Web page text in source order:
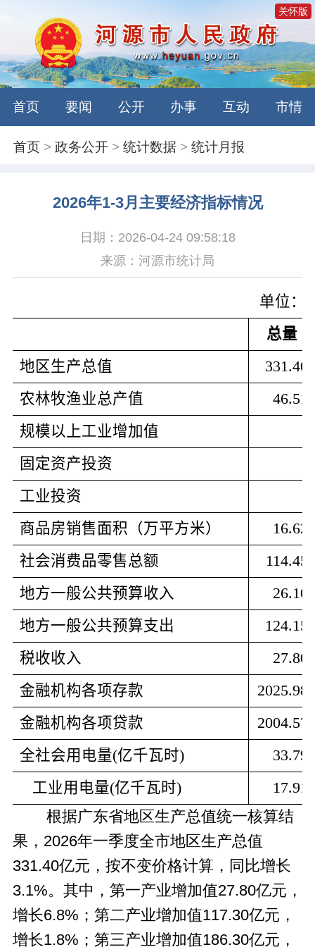
关怀版
首页 要闻 公开 办事 互动 市情
首页 >政务公开 >统计数据 >统计月报
2026年1-3月主要经济指标情况
日期：2026-04-24 09:58:18
来源：河源市统计局
单位：
总量
地区生产总值
331.40
农林牧渔业总产值
46.51
规模以上工业增加值
固定资产投资
工业投资
商品房销售面积（万平方米）
16.62
社会消费品零售总额
114.45
地方一般公共预算收入
26.10
地方一般公共预算支出
124.15
税收收入
27.80
金融机构各项存款
2025.98
金融机构各项贷款
2004.57
全社会用电量(亿千瓦时)
33.79
工业用电量(亿千瓦时)
17.91
根据广东省地区生产总值统一核算结
果，2026年一季度全市地区生产总值
331.40亿元，按不变价格计算，同比增长
3.1%。其中，第一产业增加值27.80亿元，
增长6.8%；第二产业增加值117.30亿元，
增长1.8%；第三产业增加值186.30亿元，